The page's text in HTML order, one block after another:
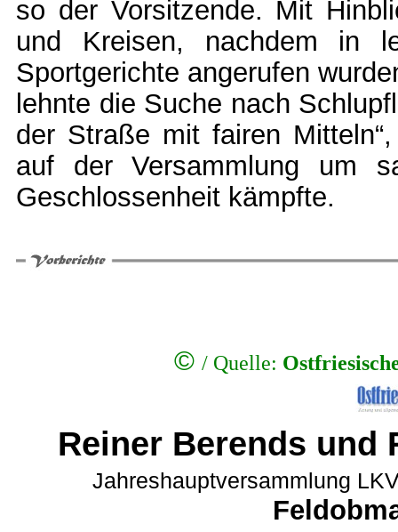
so der Vorsitzende. Mit
und Kreisen, nachdem in
Sportgerichte angerufen
lehnte die Suche nach
der Straße mit fairen
auf der Versammlung um
Geschlossenheit kämpfte.
© / Quelle:
Reiner Berends und
Jahreshauptversammlung